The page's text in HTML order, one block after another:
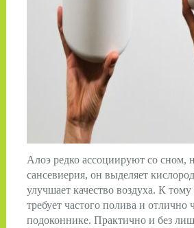
Алоэ редко ассоциируют со сном,
сансевиерия, он выделяет
улучшает качество воздуха. К
требует частого полива и отлично
подоконнике. Практично и без